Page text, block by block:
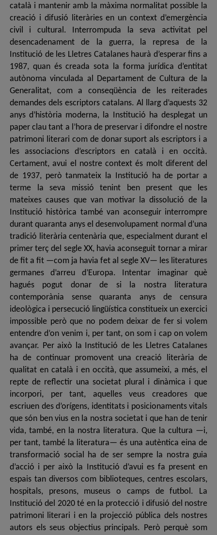
català i mantenir amb la màxima normalitat possible la
creació i difusió literàries en un context d’emergència
civil i cultural. Interrompuda la seva activitat pel
desencadenament de la guerra, la represa de la
Institució de les Lletres Catalanes haurà d’esperar fins a
1987, quan és creada sota la forma jurídica d’entitat
autònoma vinculada al Departament de Cultura de la
Generalitat, com a conseqüència de les reiterades
demandes dels escriptors catalans. Al llarg d’aquests 32
anys d’història moderna, la Institució ha desplegat un
paper clau tant a l’hora de preservar i difondre el nostre
patrimoni literari com de donar suport als escriptors i a
les associacions d’escriptors en català i en occità.
Certament, avui el nostre context és molt diferent del
de 1937, però tanmateix la Institució ha de portar a
terme la seva missió tenint ben present que les
mateixes causes que van motivar la dissolució de la
Institució històrica també van aconseguir interrompre
durant quaranta anys el desenvolupament normal d’una
tradició literària centenària que, especialment durant el
primer terç del segle XX, havia aconseguit tornar a mirar
de fit a fit —com ja havia fet al segle XV— les literatures
germanes d’arreu d’Europa. Intentar imaginar què
hagués pogut donar de si la nostra literatura
contemporània sense quaranta anys de censura
ideològica i persecució lingüística constitueix un exercici
impossible però que no podem deixar de fer si volem
entendre d’on venim i, per tant, on som i cap on volem
avançar. Per això la Institució de les Lletres Catalanes
ha de continuar promovent una creació literària de
qualitat en català i en occità, que assumeixi, a més, el
repte de reflectir una societat plural i dinàmica i que
incorpori, per tant, aquelles veus creadores que
escriuen des d’orígens, identitats i posicionaments vitals
que són ben vius en la nostra societat i que han de tenir
vida, també, en la nostra literatura. Que la cultura —i,
per tant, també la literatura— és una autèntica eina de
transformació social ha de ser sempre la nostra guia
d’acció i per això la Institució d’avui es fa present en
espais tan diversos com biblioteques, centres escolars,
hospitals, presons, museus o camps de futbol. La
Institució del 2020 té en la protecció i difusió del nostre
patrimoni literari i en la projecció pública dels nostres
autors els seus objectius principals. Però perquè som